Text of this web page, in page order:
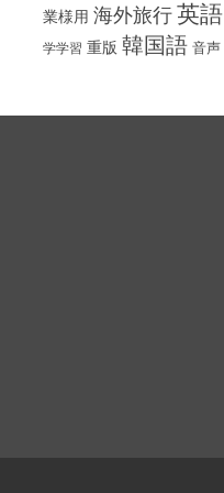
業様用 海外旅行英語
学学習 重版 韓国語 音声